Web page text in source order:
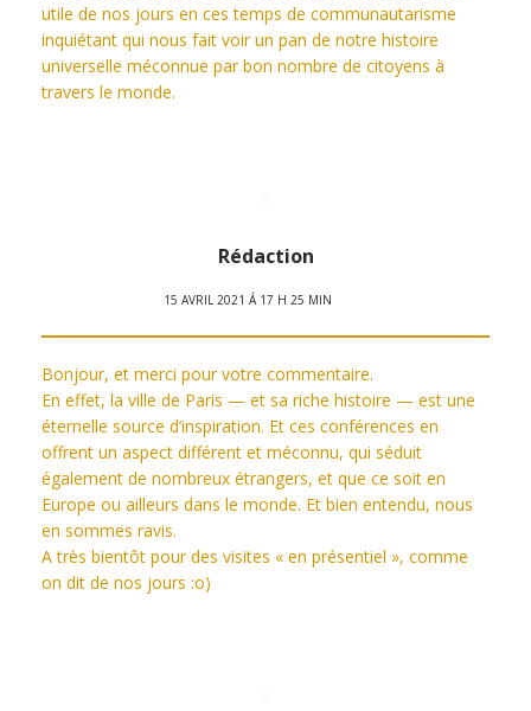
utile de nos jours en ces temps de communautarisme
inquiétant qui nous fait voir un pan de notre histoire
universelle méconnue par bon nombre de citoyens à
travers le monde.
Rédaction
15 AVRIL 2021 Á 17 H 25 MIN
Bonjour, et merci pour votre commentaire.
En effet, la ville de Paris — et sa riche histoire — est une
éternelle source d’inspiration. Et ces conférences en
offrent un aspect différent et méconnu, qui séduit
également de nombreux étrangers, et que ce soit en
Europe ou ailleurs dans le monde. Et bien entendu, nous
en sommes ravis.
A très bientôt pour des visites « en présentiel », comme
on dit de nos jours :o)